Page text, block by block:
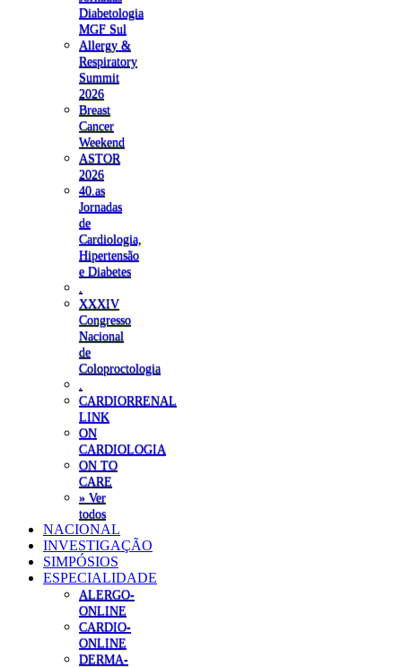
Diabetologia
MGF Sul
Allergy &
Respiratory
Summit
2026
Breast
Cancer
Weekend
ASTOR
2026
40.as
Jornadas
de
Cardiologia,
Hipertensão
e Diabetes
XXXIV
Congresso
Nacional
de
Coloproctologia
CARDIORRENAL
LINK
ON
CARDIOLOGIA
ON TO
CARE
» Ver
todos
NACIONAL
INVESTIGAÇÃO
SIMPÓSIOS
ESPECIALIDADE
ALERGO-
ONLINE
CARDIO-
ONLINE
DERMA-